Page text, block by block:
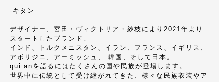
-キタン
デザイナー、宮田・ヴィクトリア・紗枝により2021年より
スタートしたブランド。
インド、トルクメニスタン、イラン、フランス、イギリス、
アボリジニ、アーミッシュ、 韓国、そして日本。
quitanを語るにはたくさんの国や民族が登場します。
世界中に伝統として受け継がれてきた、様々な民族衣装やア